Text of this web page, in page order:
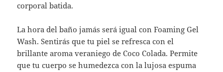
corporal batida.
La hora del baño jamás será igual con Foaming Gel
Wash. Sentirás que tu piel se refresca con el
brillante aroma veraniego de Coco Colada. Permite
que tu cuerpo se humedezca con la lujosa espuma